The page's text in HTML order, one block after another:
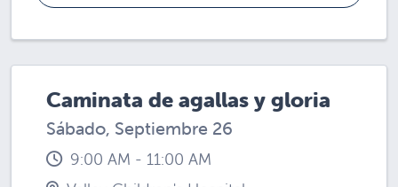
Caminata de agallas y gloria
Sábado, Septiembre 26
9:00 AM - 11:00 AM